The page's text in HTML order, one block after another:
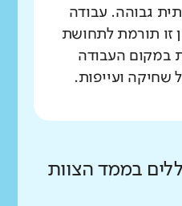
גבוהה. עבודה
זו תורמת לתחושת
במקום העבודה
ועייפות.
בממד הצוות